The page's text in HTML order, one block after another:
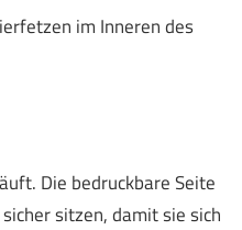
im Inneren des
Die bedruckbare Seite
sitzen, damit sie sich